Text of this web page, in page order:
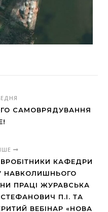
САМОВРЯДУВАННЯ
КАФЕДРИ
НАВКОЛИШНЬОГО
ПРАЦІ ЖУРАВСЬКА
П.І. ТА
ВЕБІНАР «НОВА